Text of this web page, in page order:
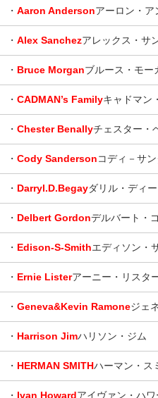
・ Aaron Andersonアーロン・ア
・ Alex Sanchezアレックス・サ
・ Bruce Morganブルース・モー
・ CADMAN’s Familyキャドマン
・ Chester Benallyチェスター・
・ Cody Sandersonコディ－サ
・ Darryl.D.Begayダリル・ディ
・ Delbert Gordonデルバート・
・ Edison-S-Smithエディソン・
・ Ernie Listerアーニー・リスタ
・ Geneva&Kevin Ramoneジェ
・ Harrison Jimハリソン・ジム
・ HERMAN SMITHハーマン・ス
・ Ivan Howardアイヴァン・ハワ